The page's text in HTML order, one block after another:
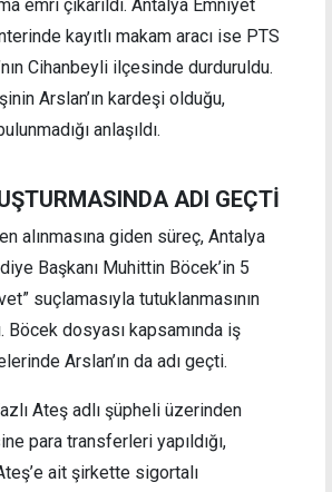
emri çıkarıldı. Antalya Emniyet
kayıtlı makam aracı ise PTS
Cihanbeyli ilçesinde durduruldu.
Arslan’ın kardeşi olduğu,
anlaşıldı.
ADI GEÇTİ
alınmasına giden süreç, Antalya
Başkanı Muhittin Böcek’in 5
suçlamasıyla tutuklanmasının
Böcek dosyası kapsamında iş
Arslan’ın da adı geçti.
Ateş adlı şüpheli üzerinden
para transferleri yapıldığı,
ait şirkette sigortalı